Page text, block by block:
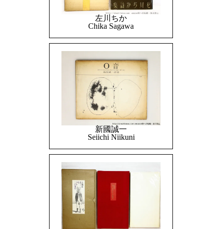
左川ちか
Chika Sagawa
新國誠一
Seiichi Niikuni